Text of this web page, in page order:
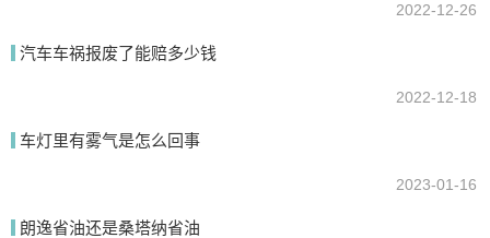
2022-12-26
汽车车祸报废了能赔多少钱
2022-12-18
车灯里有雾气是怎么回事
2023-01-16
朗逸省油还是桑塔纳省油